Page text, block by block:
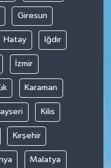
Giresun
Hatay Iğdır
İzmir
Karaman
Kilis
Kırşehir
Malatya